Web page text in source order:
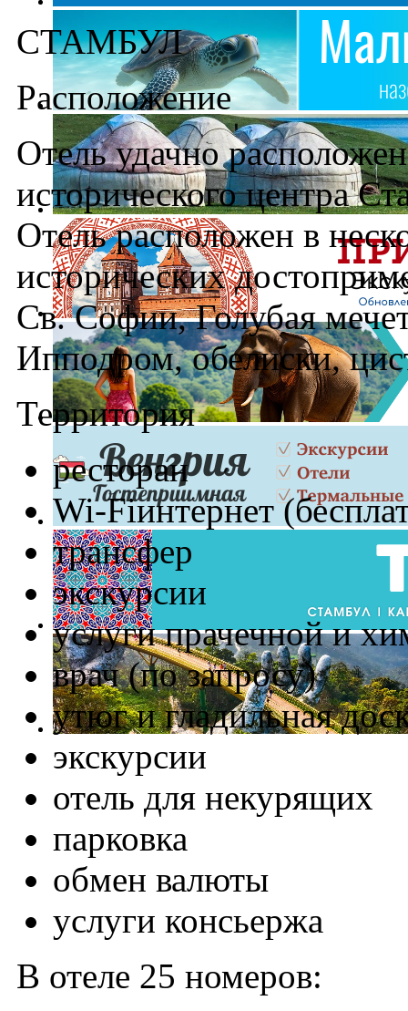
СТАМБУЛ
Расположение
Отель удачно
исторического центра
Отель расположен в
исторических
Св. Софии, Голубая
Ипподром, обелиски,
Территория
ресторан
Wi-Fiинтернет
трансфер
экскурсии
услуги прачечной и
врач (по запросу)
утюг и гладильная
экскурсии
отель для некурящих
парковка
обмен валюты
услуги консьержа
В отеле 25 номеров: